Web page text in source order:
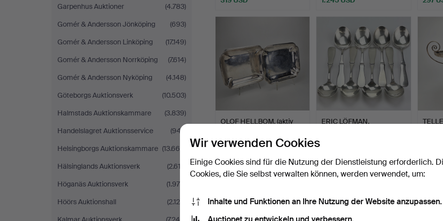
Garpenhus Auktioner
(4.783)
Gomér & Andersson Jönköping
(693)
Gomér & Andersson Linköping
(17.149)
Gomér & Andersson Norrköping
(7.614)
Gomér & Andersson Nyköping
(4.148)
Göteborgs Auktionsverk
(10.503)
Halmstads Auktionskammare
(3.839)
Handelslagret Auktionsservice
(947)
Helsingborgs Auktionskammare (13.668)
Hälsinglands Auktionsverk
(2.612)
Höganäs Auktionsverk
(1.975)
Höörs Auktionshall
(2.128)
OLOF HELLBOM. (aktiv
Beendet 31. Mai 2025
2.220 USD
ERIC LÖFMAN.
343 USD 390
Wir verwenden Cookies
Einige Cookies sind für die Nutzung der Dienstleistung erforderlich.
Cookies, die Sie selbst verwalten können, werden verwendet, um:
Inhalte und Funktionen an Ihre Nutzung der Website anzupassen.